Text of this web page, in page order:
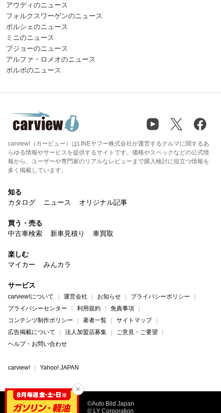
アウディのニュース
フォルクスワーゲンのニュース
ポルシェのニュース
ミニのニュース
プジョーのニュース
アルファ・ロメオのニュース
ボルボのニュース
carview!（カービュー）はLINEヤフー株式会社が運営するクルマに関するあ
らゆる情報やサービスを提供するサイトです。価格やスペックなどの公式情
報から、ユーザーや専門家のリアルなレビューまで購入検討に役立つ情報を
多く掲載しています。
知る
カタログ
ニュース オリジナル記事
買う・売る
中古車検索
新車見積り 車買取
楽しむ
マイカー
みんカラ
サービス
carview!について 運営会社 お知らせ
プライバシーポリシー
プライバシーセンター
利用規約
免責事項
コンテンツ制作ポリシー
著者一覧
サイトマップ
広告掲載について
法人加盟店募集
ご意見・ご要望
ヘルプ・お問い合わせ
carview! Yahoo! JAPAN
©Auto Bild Japan
© LY Corporation